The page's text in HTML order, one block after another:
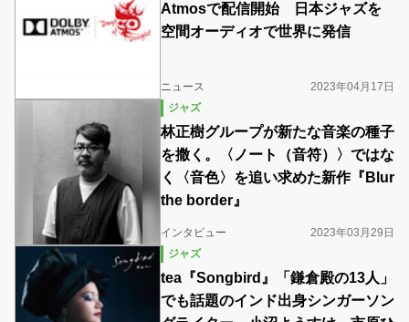
Atmosで配信開始 日本ジャズを
空間オーディオで世界に発信
ニュース
2023年04月17日
ジャズ
林正樹グループが新たな音楽の種子
を撒く。〈ノート（音符）〉ではな
く〈音色〉を追い求めた新作『Blur
the border』
インタビュー
2023年03月29日
ジャズ
tea『Songbird』「鎌倉殿の13人」
でも話題のインド出身シンガーソン